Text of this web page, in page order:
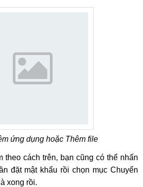
ứng dụng hoặc Thêm file
theo cách trên, bạn cũng có thể nhấn
đặt mật khẩu rồi chọn mục Chuyển
xong rồi.